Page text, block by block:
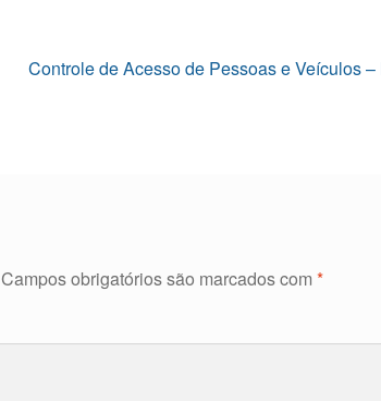
Próximo
Controle de Acesso de Pessoas e Veículos –
Campos obrigatórios são marcados com *